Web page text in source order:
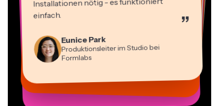
einfach. ”
Produktionsleiter im Studio bei
Formlabs
Vannesia Darby
AuthentIQMarketing.com
Geschäftsführender Partner bei
EPATHLON
Kerry-lee Farla
YouTuber
Gracie Peng
Content-Direktor
Martin James
Heidi Rae
Bildung
Berater
Mitch Rawlings
Freiberuflicher Informationsdienstleister
Dina Segovia
Virtueller Freelance-Mitarbeiter